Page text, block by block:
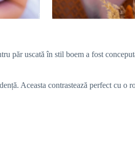
păr uscată în stil boem a fost
Aceasta contrastează perfect cu o